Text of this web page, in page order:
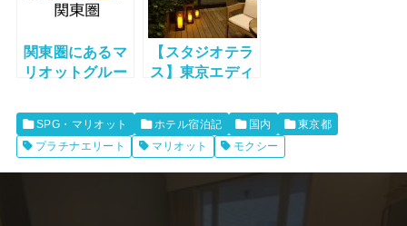
ズコーナーキン
関東圏にあるマ
リオットグルー
一覧
【スタジオテラ
ス】東京エディ
泊記(The
Tokyo Edition
Toranomon)
SPG・マリオット ホテル宿泊記 国内
東京都
プラチナエリート
マリオット モクシー